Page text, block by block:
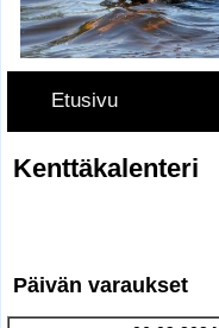
Etusivu
Kenttäkalenteri
Päivän varaukset